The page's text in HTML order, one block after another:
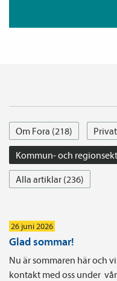
Om Fora (218)
Kommun- och
Alla artiklar (236)
26 juni 2026
Glad sommar!
Nu är sommaren här och
kontakt med oss under